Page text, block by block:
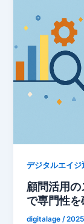
デジタルエイジ
顧問活用
で専門性
digitalage/